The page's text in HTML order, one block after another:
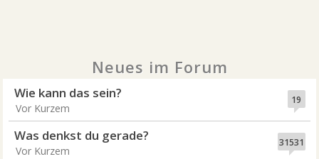
Neues im Forum
19
Wie kann das sein?
Vor Kurzem
31531
Was denkst du gerade?
Vor Kurzem